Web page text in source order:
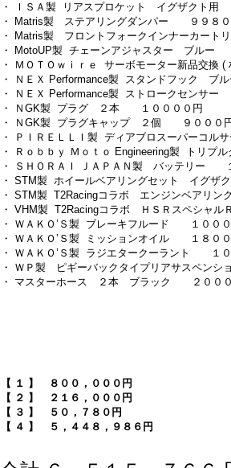
・ ＩＳＡ製 リアスプロケット イグザクト
・ Matris製 ステアリングダンパー ９９８０
・ Matris製 フロントフォークインナーカー
・ MotoUP製 チェーンアジャスター ブルー
・ ＭＯＴＯｗｉｒｅ サーボモーター新品交
・ ＮＥＸ Performance製 スタンドフック
・ ＮＥＸ Performance製 ストロークセンサ
・ ＮGK製 プラグ ２本 １００００円
・ ＮGK製 プラグキャップ ２個 ９０００
・ ＰＩＲＥＬＬＩ製 ディアブロスーパーコ
・ Ｒｏｂｂｙ Ｍｏｔｏ Engineering製 トリ
・ ＳＨＯＲＡＩ ＪＡＰＡＮ製 バッテリー
・ STM製 ホイールベアリングセット イグ
・ STM製 T2Racingコラボ エンジンベアリ
・ VHM製 T2Racingコラボ ＨＳＲスペシャ
・ ＷＡＫＯ’Ｓ製 ブレーキフルード １００
・ ＷＡＫＯ’Ｓ製 ミッションオイル １８０
・ ＷＡＫＯ’Ｓ製 ラジエタークーラント １０
・ ＷＰ製 ピギーバックタイプリアサスペン
・ マスターホース ２本 ブラック ２００
【 １ 】 ８００，０００円
【 ２ 】 ２１６，０００円
【 ３ 】 ５０，７８０円
【 ４ 】 ５，４４８，９８６円